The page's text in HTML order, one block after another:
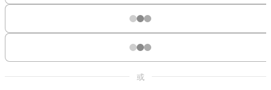
或